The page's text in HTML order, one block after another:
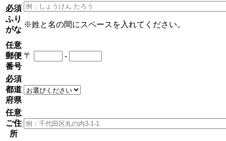
必須
ふり
がな
※姓と名の間にスペースを入れてください。
任意
郵便
番号
〒 -
必須
都道
府県
任意
ご住
所